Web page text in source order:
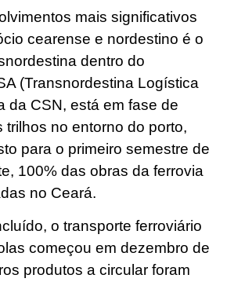
mais significativos
cearense e nordestino é o
dentro do
(Transnordestina Logística
da CSN, está em fase de
trilhos no entorno do porto,
para o primeiro semestre de
100% das obras da ferrovia
no Ceará.
o transporte ferroviário
começou em dezembro de
produtos a circular foram